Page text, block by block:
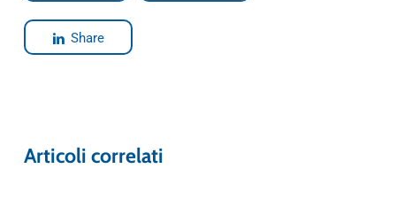
Share
Articoli correlati